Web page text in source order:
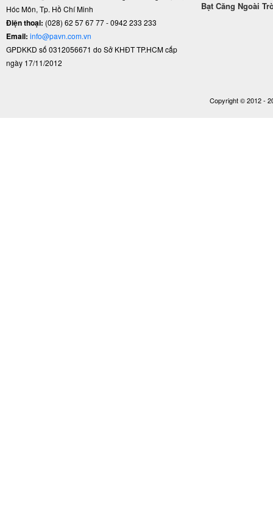
Hóc Môn, Tp. Hồ Chí Minh
Điện thoại: (028) 62 57 67 77 - 0942 233 233
Email: info@pavn.com.vn
GPDKKD số 0312056671 do Sở KHĐT TP.HCM cấp
ngày 17/11/2012
Bạt Căng Ngoài
Copyright © 2012 -